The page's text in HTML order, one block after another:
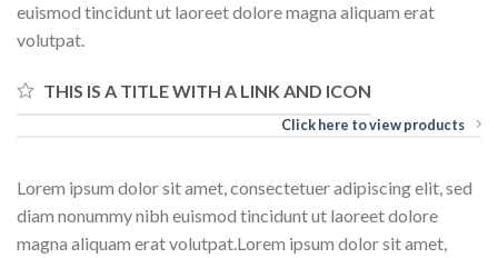
euismod tincidunt ut laoreet dolore magna aliquam erat
volutpat.
THIS IS A TITLE WITH A LINK AND ICON
Click here to view products
Lorem ipsum dolor sit amet, consectetuer adipiscing elit, sed
diam nonummy nibh euismod tincidunt ut laoreet dolore
magna aliquam erat volutpat.Lorem ipsum dolor sit amet,